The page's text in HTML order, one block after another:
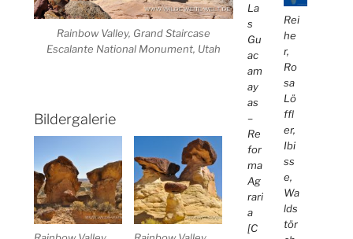
Rainbow Valley, Grand Staircase
Escalante National Monument, Utah
Bildergalerie
La
s
Gu
ac
am
ay
as
–
Re
for
ma
Ag
rari
a
[C
Rei
he
r,
Ro
sa
Lö
ffl
er,
Ibi
ss
e,
Wa
lds
tör